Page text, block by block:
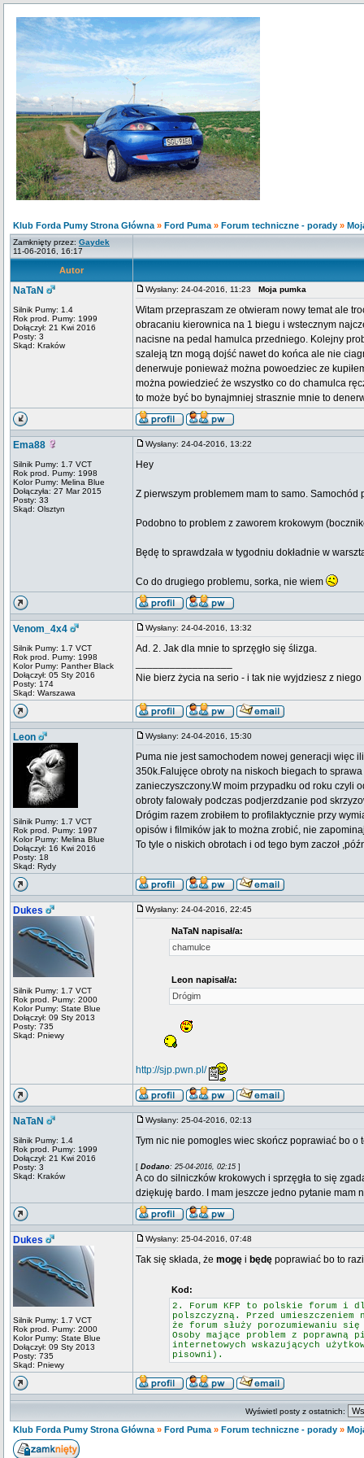
Klub Forda Pumy Strona Główna » Ford Puma » Forum techniczne - porady »
Zamknięty przez: Gaydek
11-06-2016, 16:17
Autor
NaTaN
Silnik Pumy: 1.4
Rok prod. Pumy: 1999
Dołączył: 21 Kwi 2016
Posty: 3
Skąd: Kraków
Wysłany: 24-04-2016, 11:23 Moja pumka
Witam przepraszam ze otwieram nowy temat ale
obracaniu kierownica na 1 biegu i wstecznym
nacisne na pedal hamulca przedniego. Kolejny
szaleją tzn mogą dojść nawet do końca ale nie
denerwuje ponieważ można powoedziec ze
można powiedzieć że wszystko co do chamulca
to może być bo bynajmniej strasznie mnie to
Ema88
Silnik Pumy: 1.7 VCT
Rok prod. Pumy: 1998
Kolor Pumy: Melina Blue
Dołączyła: 27 Mar 2015
Posty: 33
Skąd: Olsztyn
Wysłany: 24-04-2016, 13:22
Hey
Z pierwszym problemem mam to samo.
Podobno to problem z zaworem krokowym
Będę to sprawdzała w tygodniu dokładnie w
Co do drugiego problemu, sorka, nie wiem
Venom_4x4
Silnik Pumy: 1.7 VCT
Rok prod. Pumy: 1998
Kolor Pumy: Panther Black
Dołączył: 05 Sty 2016
Posty: 174
Skąd: Warszawa
Wysłany: 24-04-2016, 13:32
Ad. 2. Jak dla mnie to sprzęgło się ślizga.
Nie bierz życia na serio - i tak nie wyjdziesz z niego
Leon
Silnik Pumy: 1.7 VCT
Rok prod. Pumy: 1997
Kolor Pumy: Melina Blue
Dołączył: 16 Kwi 2016
Posty: 18
Skąd: Rydy
Wysłany: 24-04-2016, 15:30
Puma nie jest samochodem nowej generacji więc
350k.Falujęce obroty na niskoch biegach to
zanieczyszczony.W moim przypadku od roku czyli
obroty falowały podczas podjerzdzanie pod
Drógim razem zrobiłem to profilaktycznie przy
opisów i filmików jak to można zrobić, nie
To tyle o niskich obrotach i od tego bym zaczoł
Dukes
Silnik Pumy: 1.7 VCT
Rok prod. Pumy: 2000
Kolor Pumy: State Blue
Dołączył: 09 Sty 2013
Posty: 735
Skąd: Pniewy
Wysłany: 24-04-2016, 22:45
NaTaN napisał/a:
chamulce
Leon napisał/a:
Drógim
http://sjp.pwn.pl/
NaTaN
Silnik Pumy: 1.4
Rok prod. Pumy: 1999
Dołączył: 21 Kwi 2016
Posty: 3
Skąd: Kraków
Wysłany: 25-04-2016, 02:13
Tym nic nie pomogles wiec skończ poprawiać bo o
[ Dodano: 25-04-2016, 02:15 ]
A co do silniczków krokowych i sprzęgła to się
dziękuję bardo. I mam jeszcze jedno pytanie mam
Dukes
Silnik Pumy: 1.7 VCT
Rok prod. Pumy: 2000
Kolor Pumy: State Blue
Dołączył: 09 Sty 2013
Posty: 735
Skąd: Pniewy
Wysłany: 25-04-2016, 07:48
Tak się składa, że mogę i będę poprawiać bo to
Kod:
2. Forum KFP to polskie forum i
polszczyzną. Przed
że forum służy porozumiewaniu
Osoby mające problem z
internetowych wskazujących
pisowni).
Wyświetl posty z ostatnich:
Klub Forda Pumy Strona Główna » Ford Puma » Forum techniczne - porady »